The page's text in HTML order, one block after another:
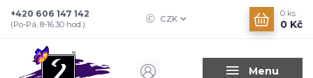
Menu
CZK
+420 606 147 142
(Po-Pá, 8-16.30 hod.)
0 ks
0 Kč